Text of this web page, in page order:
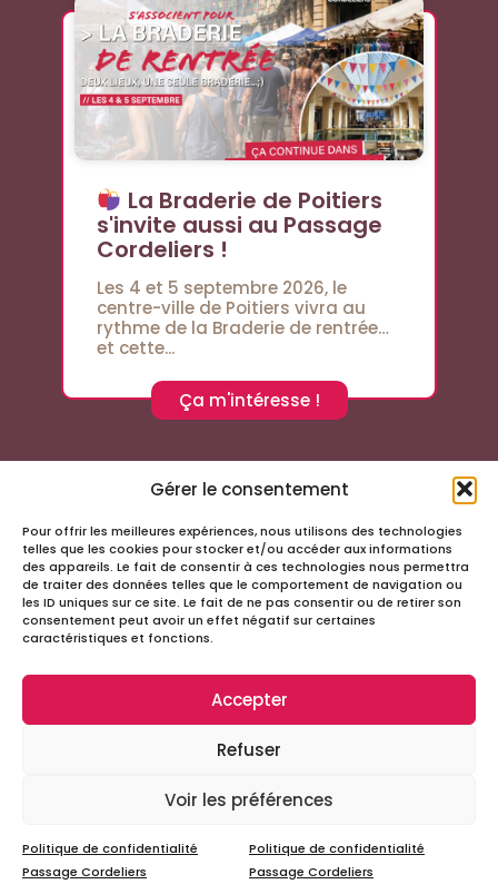
Gérer le consentement
Pour offrir les meilleures expériences, nous utilisons des technologies
telles que les cookies pour stocker et/ou accéder aux informations
des appareils. Le fait de consentir à ces technologies nous permettra
de traiter des données telles que le comportement de navigation ou
les ID uniques sur ce site. Le fait de ne pas consentir ou de retirer son
consentement peut avoir un effet négatif sur certaines
caractéristiques et fonctions.
Accepter
Refuser
Voir les préférences
Politique de confidentialité
Passage Cordeliers
Politique de confidentialité
Passage Cordeliers
La Braderie de Poitiers
s'invite aussi au Passage
Cordeliers !
Les 4 et 5 septembre 2026, le
centre-ville de Poitiers vivra au
rythme de la Braderie de rentrée…
et cette...
Ça m'intéresse !
Suivez-nous sur les réseaux sociaux
Infos
Site réalisé avec
par la sociétéMiloctav